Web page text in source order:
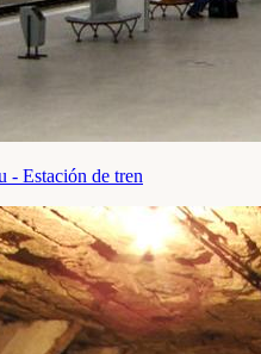
- Estación de tren